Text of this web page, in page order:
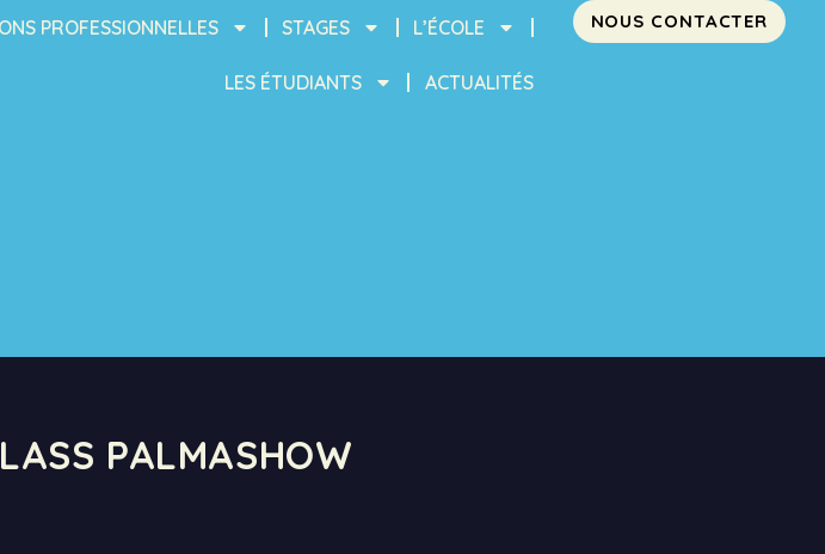
PROFESSIONNELLES STAGES L’ÉCOLE
LES ÉTUDIANTS ACTUALITÉS
NOUS CONTACTER
PALMASHOW